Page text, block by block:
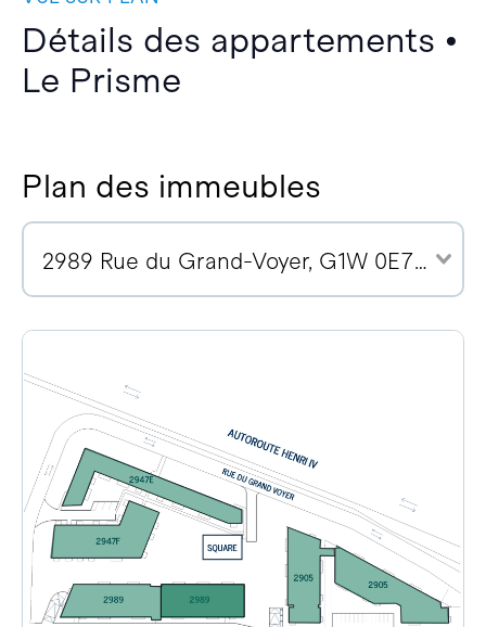
Détails des appartements •
Le Prisme
Plan des immeubles
2989 Rue du Grand-Voyer, G1W 0E7 (7)